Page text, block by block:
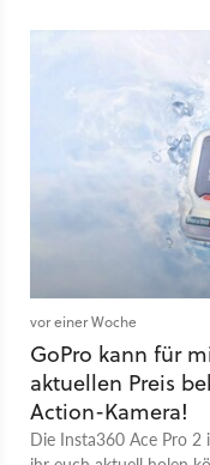
vor einer Woche
GoPro kann für
aktuellen Preis
Action-Kamera!
Die Insta360 Ace Pro 2